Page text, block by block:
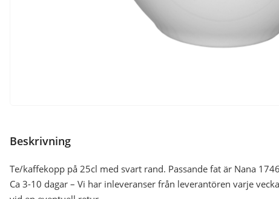
Beskrivning
Te/kaffekopp på 25cl med svart rand. Passande fat är Nana
Ca 3-10 dagar – Vi har inleveranser från leverantören varje